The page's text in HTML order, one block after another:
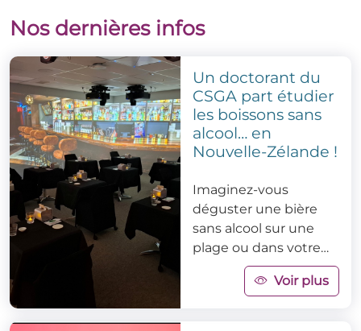
Nos dernières infos
Un doctorant du
CSGA part étudier
les boissons sans
alcool… en
Nouvelle-Zélande !
Imaginez-vous
déguster une bière
sans alcool sur une
plage ou dans votre
salon… et mesurer si
l’environnementVoir plus